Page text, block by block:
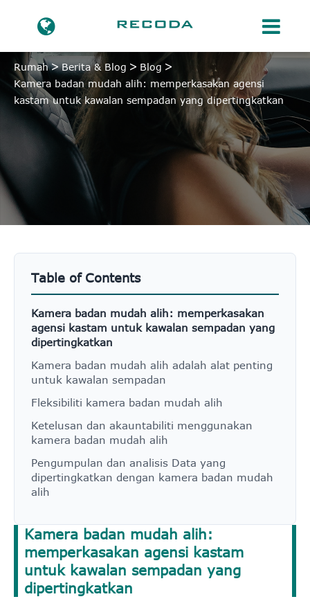
Rumah Berita & Blog
Blog
Kamera badan mudah alih: memperkasakan agensi
kastam untuk kawalan sempadan yang dipertingkatkan
Kamera badan mudah alih:
memperkasakan agensi kastam
untuk kawalan sempadan yang
dipertingkatkan
Table of Contents
Kamera badan mudah alih: memperkasakan
agensi kastam untuk kawalan sempadan yang
dipertingkatkan
Kamera badan mudah alih adalah alat penting
untuk kawalan sempadan
Fleksibiliti kamera badan mudah alih
Ketelusan dan akauntabiliti menggunakan
kamera badan mudah alih
Pengumpulan dan analisis Data yang
dipertingkatkan dengan kamera badan mudah
alih